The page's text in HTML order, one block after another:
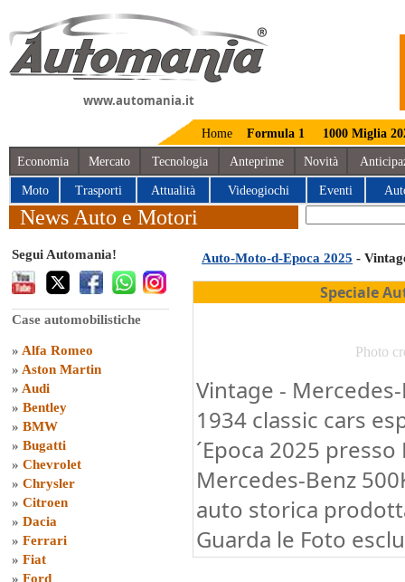
www.automania.it
Home Formula 1 1000 Miglia
Economia Mercato Tecnologia Anteprime Novità
Moto Trasporti Attualità Videogiochi Eventi
News Auto e Motori
Segui Automania!
Case automobilistiche
» Alfa Romeo
» Aston Martin
» Audi
» Bentley
» BMW
» Bugatti
» Chevrolet
» Chrysler
» Citroen
» Dacia
» Ferrari
» Fiat
» Ford
Auto-Moto-d-Epoca 2025 -
Speciale
Photo
Vintage -
1934 classic cars
´Epoca 2025
Mercedes-Benz
auto storica
Guarda le Foto